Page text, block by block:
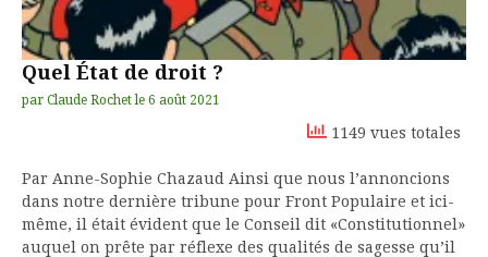
Quel État de droit ?
par Claude Rochet le 6 août 2021
1149 vues totales
Par Anne-Sophie Chazaud Ainsi que nous l’annoncions
dans notre dernière tribune pour Front Populaire et ici-
même, il était évident que le Conseil dit «Constitutionnel»
auquel on prête par réflexe des qualités de sagesse qu’il